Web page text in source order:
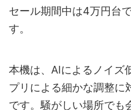
セール期間中は4万円台
す。
本機は、AIによるノイズ
プリによる細かな調整に
です。騒がしい場所でも